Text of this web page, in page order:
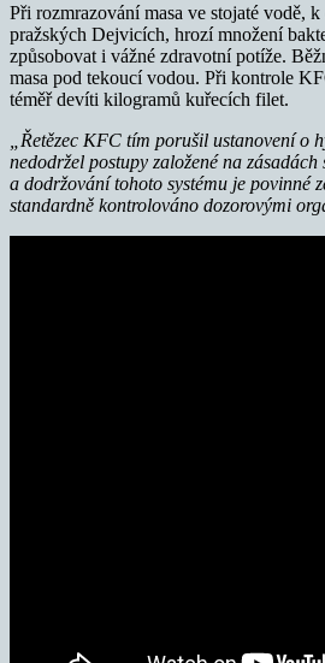
Při rozmrazování masa ve stojaté vodě,
pražských Dejvicích, hrozí množení
způsobovat i vážné zdravotní potíže.
masa pod tekoucí vodou. Při kontrole
téměř devíti kilogramů kuřecích filet.
„Řetězec KFC tím porušil ustanovení o
nedodržel postupy založené na
a dodržování tohoto systému je povinné
standardně kontrolováno dozorovými